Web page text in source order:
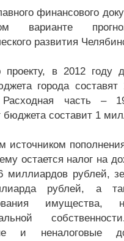
финансового
варианте
развития
проекту, в 2012 году
города
Расходная часть –
составит 1
источником
остается налог на
миллиардов рублей,
рублей, а
имущества,
и неналоговые